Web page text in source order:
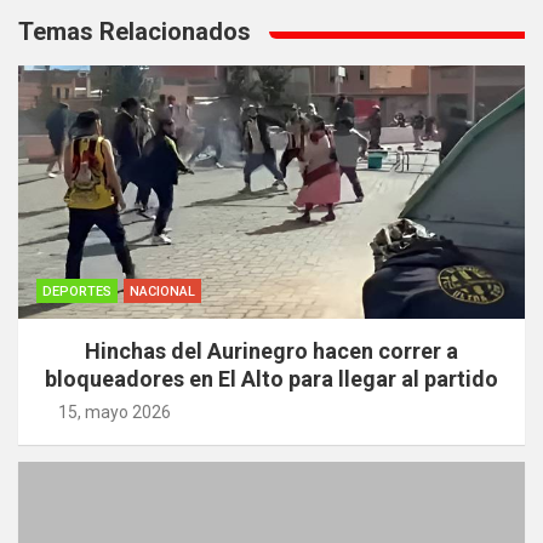
de
entradas
Temas Relacionados
DEPORTES NACIONAL
Hinchas del Aurinegro hacen correr a
bloqueadores en El Alto para llegar al partido
15, mayo 2026